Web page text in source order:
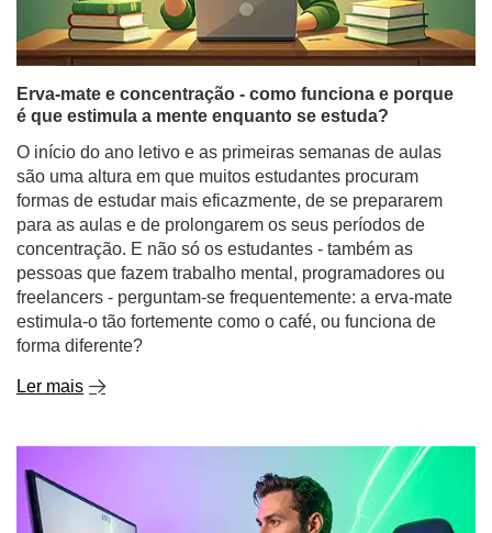
é que estimula a mente enquanto se estuda?
O início do ano letivo e as primeiras semanas de aulas
são uma altura em que muitos estudantes procuram
formas de estudar mais eficazmente, de se prepararem
para as aulas e de prolongarem os seus períodos de
concentração. E não só os estudantes - também as
pessoas que fazem trabalho mental, programadores ou
freelancers - perguntam-se frequentemente: a erva-mate
estimula-o tão fortemente como o café, ou funciona de
forma diferente?
Ler mais